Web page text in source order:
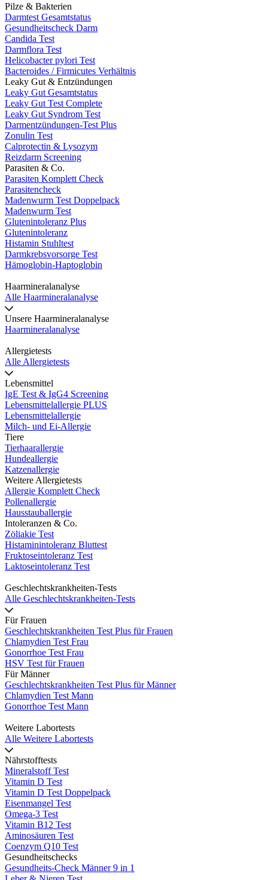
Pilze & Bakterien
Darmtest Gesamtstatus
Gesundheitscheck Darm
Candida Test
Darmflora Test
Helicobacter pylori Test
Bacteroides / Firmicutes Verhältnis
Leaky Gut & Entzündungen
Leaky Gut Gesamtstatus
Leaky Gut Test Complete
Leaky Gut Syndrom Test
Darmentzündungen-Test Plus
Zonulin Test
Calprotectin & Lysozym
Reizdarm Screening
Parasiten & Co.
Parasiten Komplett Check
Parasitencheck
Madenwurm Test Doppelpack
Madenwurm Test
Glutenintoleranz Plus
Glutenintoleranz
Histamin Stuhltest
Darmkrebsvorsorge Test
Hämoglobin-Haptoglobin
Haarmineralanalyse
Alle Haarmineralanalyse
Unsere Haarmineralanalyse
Haarmineralanalyse
Allergietests
Alle Allergietests
Lebensmittel
IgE Test & IgG4 Screening
Lebensmittelallergie PLUS
Lebensmittelallergie
Milch- und Ei-Allergie
Tiere
Tierhaarallergie
Hundeallergie
Katzenallergie
Weitere Allergietests
Allergie Komplett Check
Pollenallergie
Hausstauballergie
Intoleranzen & Co.
Zöliakie Test
Histaminintoleranz Bluttest
Fruktoseintoleranz Test
Laktoseintoleranz Test
Geschlechtskrankheiten-Tests
Alle Geschlechtskrankheiten-Tests
Für Frauen
Geschlechtskrankheiten Test Plus für Frauen
Chlamydien Test Frau
Gonorrhoe Test Frau
HSV Test für Frauen
Für Männer
Geschlechtskrankheiten Test Plus für Männer
Chlamydien Test Mann
Gonorrhoe Test Mann
Weitere Labortests
Alle Weitere Labortests
Nährstofftests
Mineralstoff Test
Vitamin D Test
Vitamin D Test Doppelpack
Eisenmangel Test
Omega-3 Test
Vitamin B12 Test
Aminosäuren Test
Coenzym Q10 Test
Gesundheitschecks
Gesundheits-Check Männer 9 in 1